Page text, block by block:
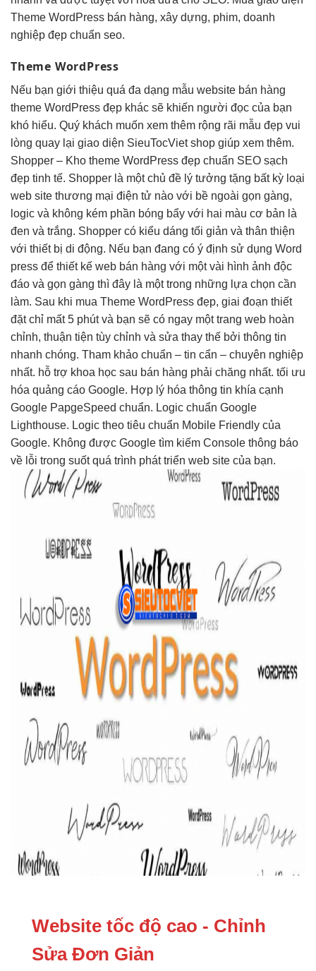
Theme WordPress bán hàng, xây dựng, phim, doanh
nghiệp đẹp chuẩn seo.
Theme WordPress
Nếu bạn giới thiệu quá đa dạng mẫu website bán hàng
theme WordPress đẹp khác sẽ khiến người đọc của bạn
khó hiểu. Quý khách muốn xem thêm rộng rãi mẫu đẹp vui
lòng quay lại giao diện SieuTocViet shop giúp xem thêm.
Shopper – Kho theme WordPress đẹp chuẩn SEO sạch
đẹp tinh tế. Shopper là một chủ đề lý tưởng tặng bất kỳ loại
web site thương mại điện tử nào với bề ngoài gọn gàng,
logic và không kém phần bóng bẩy với hai màu cơ bản là
đen và trắng. Shopper có kiểu dáng tối giản và thân thiện
với thiết bị di động. Nếu bạn đang có ý định sử dụng Word
press để thiết kế web bán hàng với một vài hình ảnh độc
đáo và gọn gàng thì đây là một trong những lựa chọn cần
làm. Sau khi mua Theme WordPress đẹp, giai đoạn thiết
đặt chỉ mất 5 phút và bạn sẽ có ngay một trang web hoàn
chỉnh, thuận tiện tùy chỉnh và sửa thay thế bởi thông tin
nhanh chóng. Tham khảo chuẩn – tin cẩn – chuyên nghiệp
nhất. hỗ trợ khoa học sau bán hàng phải chăng nhất. tối ưu
hóa quảng cáo Google. Hợp lý hóa thông tin khía cạnh
Google PapgeSpeed ​​​​chuẩn. Logic chuẩn Google
Lighthouse. Logic theo tiêu chuẩn Mobile Friendly của
Google. Không được Google tìm kiếm Console thông báo
về lỗi trong suốt quá trình phát triển web site của bạn.
Website tốc độ cao - Chỉnh
Sửa Đơn Giản